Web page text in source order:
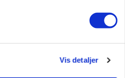
Vis detaljer